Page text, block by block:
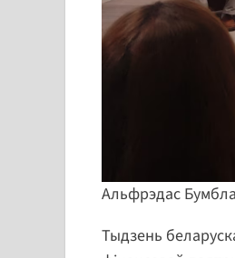
Альфрэдас
Тыдзень